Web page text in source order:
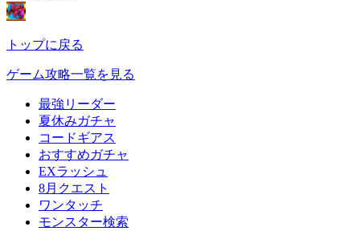
トップに戻る
ゲーム攻略一覧を見る
最強リーダー
夏休みガチャ
コードギアス
おすすめガチャ
EXラッシュ
8月クエスト
ワンタッチ
モンスター検索